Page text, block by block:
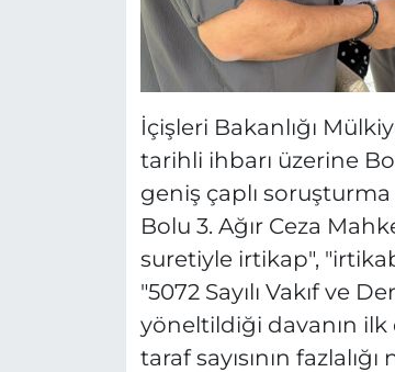
İçişleri Bakanlığı
tarihli ihbarı üzerine
geniş çaplı
Bolu 3. Ağır Ceza
suretiyle irtikap",
"5072 Sayılı Vakıf ve
yöneltildiği davanın ilk
taraf sayısının